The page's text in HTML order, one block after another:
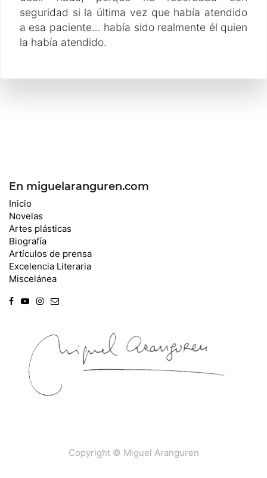
seguridad si la última vez que había atendido
a esa paciente… había sido realmente él quien
la había atendido.
En miguelaranguren.com
Inicio
Novelas
Artes plásticas
Biografía
Artículos de prensa
Excelencia Literaria
Miscelánea
Copyright © Miguel Aranguren